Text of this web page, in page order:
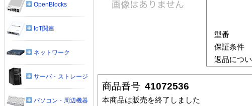
型番
保証条件
返品につ
商品番号 41072536
本商品は販売を終了しました
OpenBlocks
IoT関連
ネットワーク
サーバ・ストレージ
パソコン・周辺機器